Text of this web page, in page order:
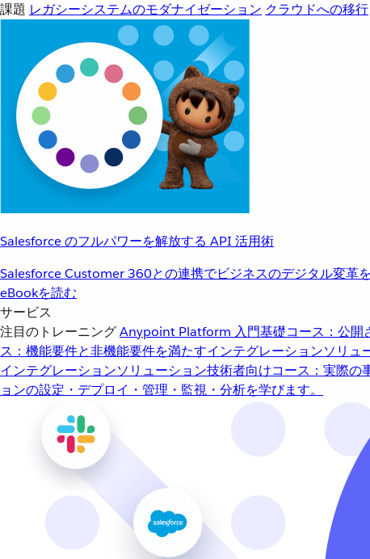
課題 レガシーシステムのモダナイゼーション クラウドへの移行
Salesforce のフルパワーを解放する API 活用術
Salesforce Customer 360との連携でビジネスのデジタル変革
eBookを読む
サービス
注目のトレーニングAnypoint Platform 入門基礎コース：公開
ス：機能要件と非機能要件を満たすインテグレーションソリュ
インテグレーションソリューション技術者向けコース：実際の
ョンの設定・デプロイ・管理・監視・分析を学びます。